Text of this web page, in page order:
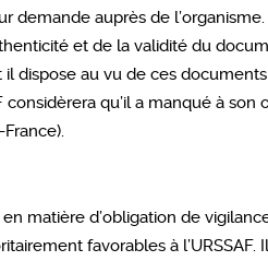
demande auprès de
et de la validité du
dispose au vu de ces
considèrera qu’il a manqué à
matière d’obligation de
favorables à